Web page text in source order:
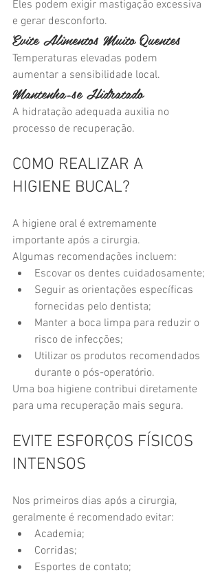
Eles podem exigir mastigação excessiva
e gerar desconforto.
Evite Alimentos Muito Quentes
Temperaturas elevadas podem
aumentar a sensibilidade local.
Mantenha-se Hidratado
A hidratação adequada auxilia no
processo de recuperação.
COMO REALIZAR A
HIGIENE BUCAL?
A higiene oral é extremamente
importante após a cirurgia.
Algumas recomendações incluem:
Escovar os dentes cuidadosamente;
Seguir as orientações específicas
fornecidas pelo dentista;
Manter a boca limpa para reduzir o
risco de infecções;
Utilizar os produtos recomendados
durante o pós-operatório.
Uma boa higiene contribui diretamente
para uma recuperação mais segura.
EVITE ESFORÇOS FÍSICOS
INTENSOS
Nos primeiros dias após a cirurgia,
geralmente é recomendado evitar:
Academia;
Corridas;
Esportes de contato;